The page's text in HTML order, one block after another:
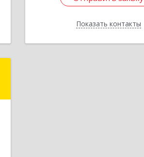
Показать контакты
Назад